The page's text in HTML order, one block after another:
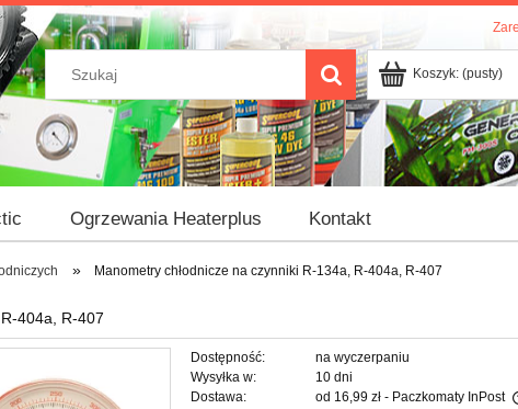
Koszyk: (pusty)
Ogrzewania Heaterplus Kontakt
» Manometry chłodnicze na czynniki R-134a, R-404a, R-407
404a, R-407
Dostępność:
na wyczerpaniu
Wysyłka w:
10 dni
Dostawa:
od 16,99 zł - Paczkomaty InPost